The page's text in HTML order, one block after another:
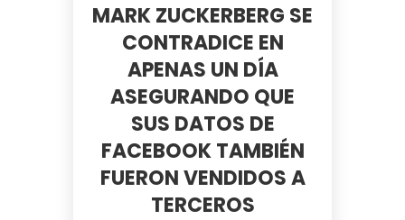
MARK ZUCKERBERG SE
CONTRADICE EN
APENAS UN DÍA
ASEGURANDO QUE
SUS DATOS DE
FACEBOOK TAMBIÉN
FUERON VENDIDOS A
TERCEROS